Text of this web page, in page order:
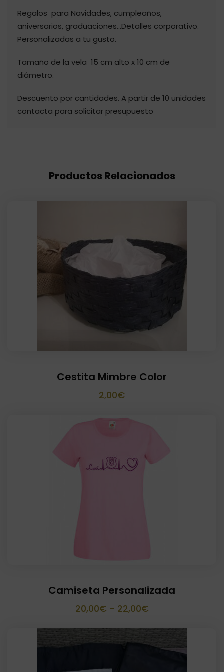
Regalos para Navidades, cumpleaños,
aniversarios, graduaciones…Detalles corporativo.
Personalizadas a tu gusto.
Tamaño de la vela 15 cm alto x 10 cm de
diámetro.
Descuento por cantidades. A partir de 10 unidades
contacta para solicitar presupuesto
Productos Relacionados
Cestita Mimbre Color
2,00€
Camiseta Personalizada
20,00€ - 22,00€Rango
desde